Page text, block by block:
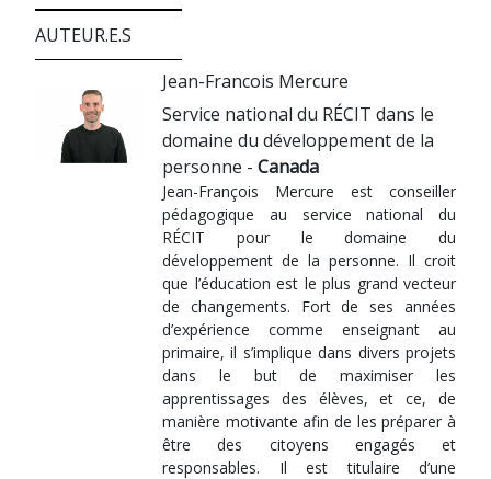
AUTEUR.E.S
Jean-Francois Mercure
Service national du RÉCIT dans le
domaine du développement de la
personne - Canada
Jean-François Mercure est conseiller
pédagogique au service national du
RÉCIT pour le domaine du
développement de la personne. Il croit
que l’éducation est le plus grand vecteur
de changements. Fort de ses années
d’expérience comme enseignant au
primaire, il s’implique dans divers projets
dans le but de maximiser les
apprentissages des élèves, et ce, de
manière motivante afin de les préparer à
être des citoyens engagés et
responsables. Il est titulaire d’une